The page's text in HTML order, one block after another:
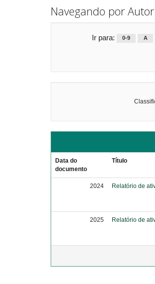
Navegando por
Ir para: 0-9 A
Data do
documento
Título
2024 Relatório de
2025 Relatório de